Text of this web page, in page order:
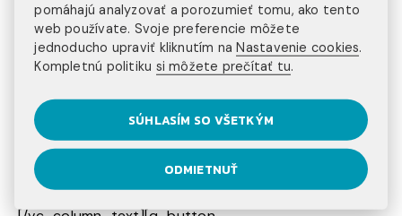
Janka aj Zuzka sa za rok v Kanade toho naučili naozaj
Hlavne sa naučili, na čom naozaj záleží a na čom až tak
nie. Spoznali lepšie samé seba a naučili sa ísť za svojími
snami. Pracovný rok v Kanade by dopriali naozaj
každému. Kanada je prekrásna krajina plná možností!
pomáhajú analyzovať a porozumieť tomu, ako tento
web používate. Svoje preferencie môžete
jednoducho upraviť kliknutím naNastavenie cookies.
Kompletnú politiku si môžete prečítať tu.
SÚHLASÍM SO VŠETKÝM
ODMIETNUŤ